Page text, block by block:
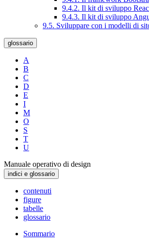
9.4.2. Il kit di sviluppo
9.4.3. Il kit di sviluppo
9.5. Sviluppare con i modelli di
glossario
A
B
C
D
E
I
M
O
S
T
U
Manuale operativo di design
indici e glossario
contenuti
figure
tabelle
glossario
Sommario